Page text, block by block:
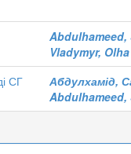
Vladymyr, Olha
СГ
Абдулхамід,